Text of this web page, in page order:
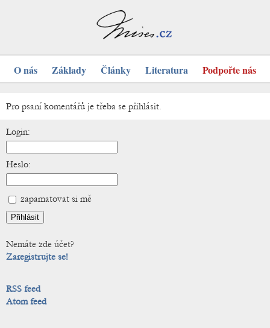
O nás Základy Články Literatura Podpořte nás
Pro psaní komentářů je třeba se přihlásit.
Login:
Heslo:
zapamatovat si mě
Nemáte zde účet?
Zaregistrujte se!
RSS feed
Atom feed